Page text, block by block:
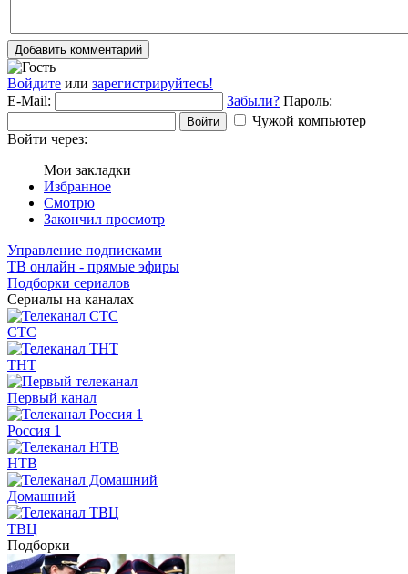
Добавить комментарий
Войдите или зарегистрируйтесь!
E-Mail:
Забыли? Пароль:
Войти
Чужой компьютер
Войти через:
Мои закладки
Избранное
Смотрю
Закончил просмотр
Управление подписками
ТВ онлайн - прямые эфиры
Подборки сериалов
Сериалы на каналах
СТС
ТНТ
Первый канал
Россия 1
НТВ
Домашний
ТВЦ
Подборки